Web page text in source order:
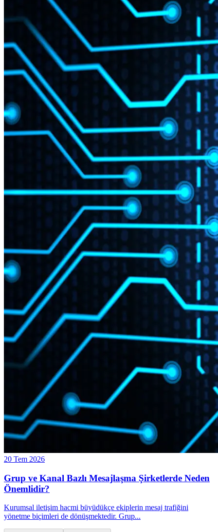
20 Tem 2026
Grup ve Kanal Bazlı Mesajlaşma Şirketlerde Neden
Önemlidir?
Kurumsal iletişim hacmi büyüdükçe ekiplerin mesaj trafiğini
yönetme biçimleri de dönüşmektedir. Grup...